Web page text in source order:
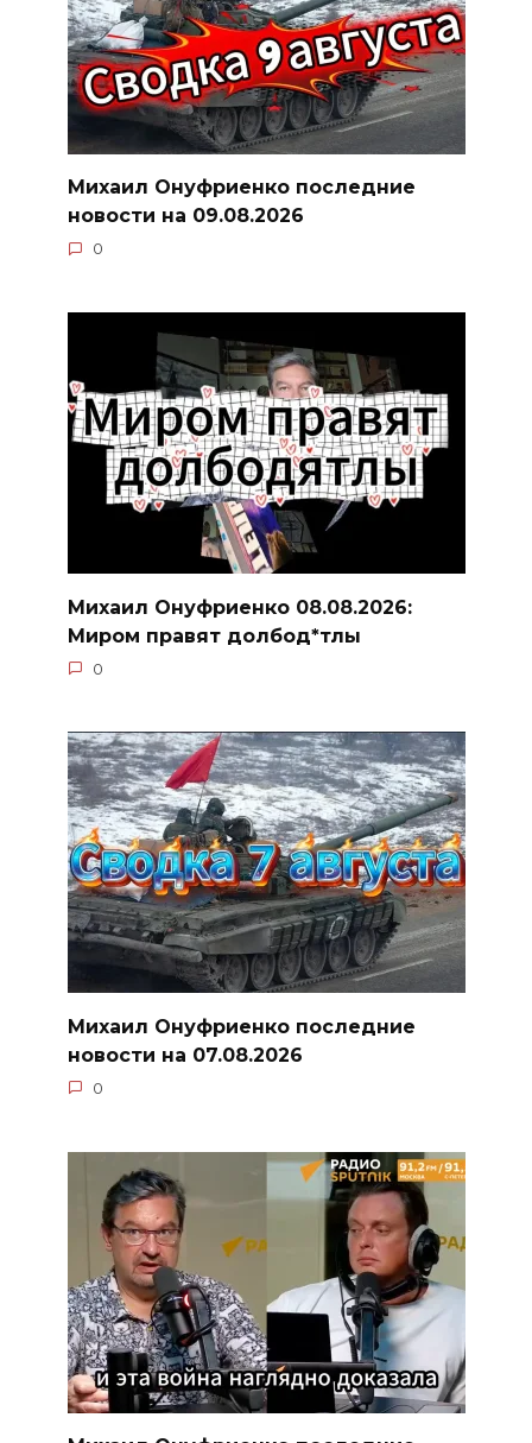
Михаил Онуфриенко последние
новости на 09.08.2026
0
Михаил Онуфриенко 08.08.2026:
Миром правят долбод*тлы
0
Михаил Онуфриенко последние
новости на 07.08.2026
0